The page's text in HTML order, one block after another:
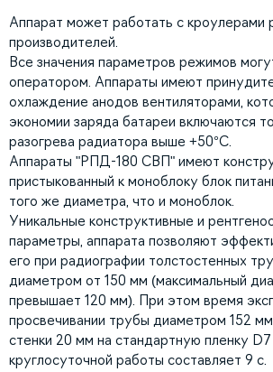
Аппарат может работать с кроулерами
производителей.
Все значения параметров режимов
оператором. Аппараты имеют
охлаждение анодов вентиляторами,
экономии заряда батареи включаются
разогрева радиатора выше +50°С.
Аппараты "РПД-180 СВП" имеют
пристыкованный к моноблоку блок
того же диаметра, что и моноблок.
Уникальные конструктивные и
параметры, аппарата позволяют
его при радиографии толстостенных
диаметром от 150 мм (максимальный
превышает 120 мм). При этом время
просвечивании трубы диаметром 152
стенки 20 мм на стандартную пленку
круглосуточной работы составляет 9 с.